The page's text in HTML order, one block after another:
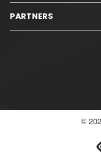
PARTNERS
©